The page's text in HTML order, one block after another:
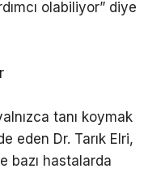
olabiliyor” diye
tanı koymak
eden Dr. Tarık Elri,
bazı hastalarda